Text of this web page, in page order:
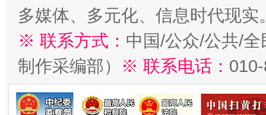
多媒体、多元化、信息时代现实
※ 联系方式： 中国/公众/公共/
制作采编部）
※ 联系电话：